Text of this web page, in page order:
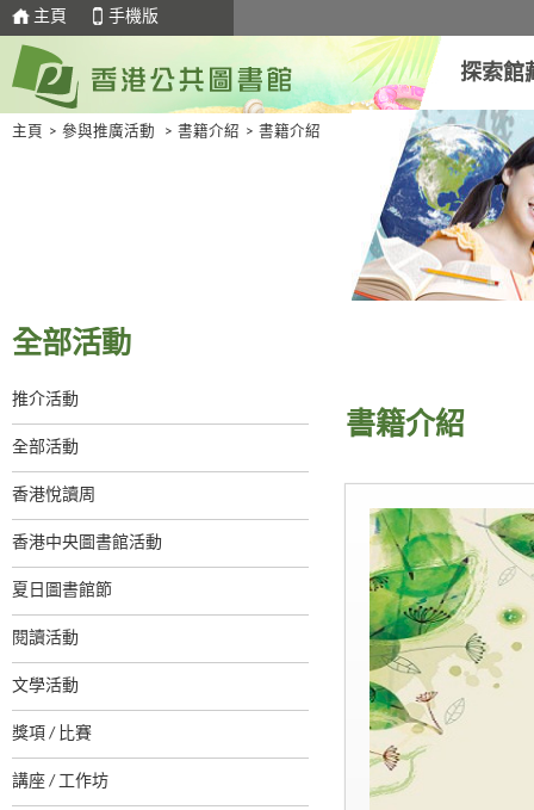
主頁 手機版
探索館
主頁 > 參與推廣活動 > 書籍介紹 > 書籍介紹
全部活動
推介活動
全部活動
香港悅讀周
香港中央圖書館活動
夏日圖書館節
閱讀活動
文學活動
獎項 / 比賽
講座 / 工作坊
書籍介紹